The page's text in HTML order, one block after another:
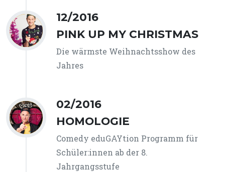
12/2016
PINK UP MY CHRISTMAS
Die wärmste Weihnachtsshow des
Jahres
02/2016
HOMOLOGIE
Comedy eduGAYtion Programm für
Schüler:innen ab der 8.
Jahrgangsstufe